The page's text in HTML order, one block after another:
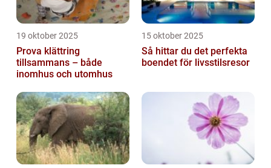
19 oktober 2025
Prova klättring
tillsammans – både
inomhus och utomhus
15 oktober 2025
Så hittar du det perfekta
boendet för livsstilsresor